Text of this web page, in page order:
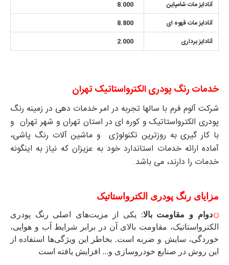
آنادایز مات شامپاین
آنادایز مات قهوه ای
آنادایز برداری
خدمات رنگ پودری الکترواستاتیک تهران
شرکت آلوم فرم با سالها تجربه در امر خدمات دهی در زمینه رنگ
پودری الکترواستاتیک و کوره ای در استان تهران و شهر تهران و
با کار گیری به روزترین تکنولوژی و ماشین آلات رنگ پاشی،
آماده ارائه خدمات استاندارد خود به عزیزان که نیاز به اینگونه
خدمات را دارند، می باشد.
مزایای رنگ پودری الکترواستاتیک
دوام و مقاومت بالا: یکی از مزیت‌های اصلی رنگ پودری
الکترواستاتیک، مقاومت بالای آن در برابر شرایط آب و هوایی،
خوردگی، سایش و ضربه است. بخاطر این ویژگی‌ها استفاده از
این روش در صنایع خودروسازی و... افزایش یافته است